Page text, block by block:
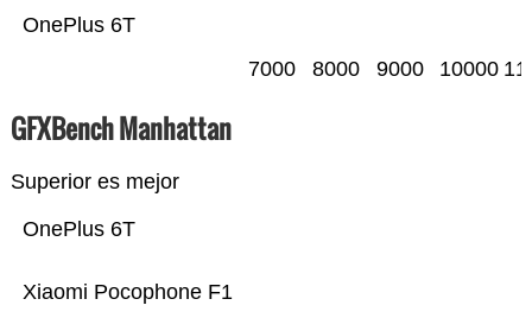
OnePlus 6T
7000 8000 9000 10000
GFXBench Manhattan
Superior es mejor
Xiaomi Pocophone F1
OnePlus 6T